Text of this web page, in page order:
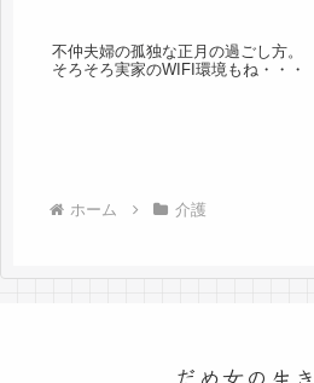
不仲夫婦の孤独な正月の過ごし方。
そろそろ実家のWIFI環境もね・・・
ホーム 介護
だめ女の生